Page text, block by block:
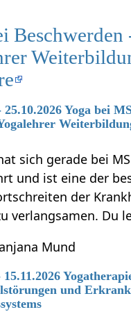
Beschwerden
25.10.2026 Yoga bei
sich gerade bei
und ist eine der
der
verlangsamen. Du
Mund
15.11.2026
und